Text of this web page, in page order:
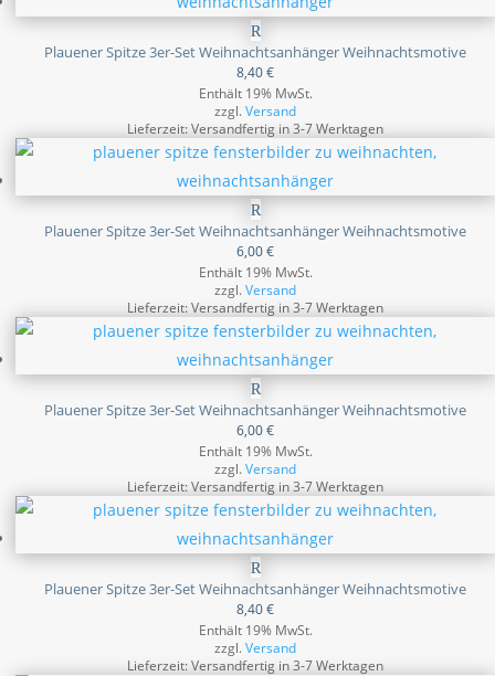
Plauener Spitze 3er-Set Weihnachtsanhänger Weihnachtsmotive
8,40€
Enthält 19% MwSt.
zzgl.Versand
Lieferzeit: Versandfertig in 3-7 Werktagen
Plauener Spitze 3er-Set Weihnachtsanhänger Weihnachtsmotive
6,00€
Enthält 19% MwSt.
zzgl.Versand
Lieferzeit: Versandfertig in 3-7 Werktagen
Plauener Spitze 3er-Set Weihnachtsanhänger Weihnachtsmotive
6,00€
Enthält 19% MwSt.
zzgl.Versand
Lieferzeit: Versandfertig in 3-7 Werktagen
Plauener Spitze 3er-Set Weihnachtsanhänger Weihnachtsmotive
8,40€
Enthält 19% MwSt.
zzgl.Versand
Lieferzeit: Versandfertig in 3-7 Werktagen